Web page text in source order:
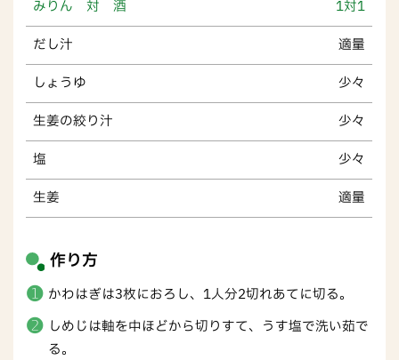
みりん 対 酒 1対1
だし汁 適量
しょうゆ 少々
生姜の絞り汁 少々
塩 少々
生姜 適量
作り方
かわはぎは3枚におろし、1人分2切れあてに切る。
しめじは軸を中ほどから切りすて、うす塩で洗い茹で
る。